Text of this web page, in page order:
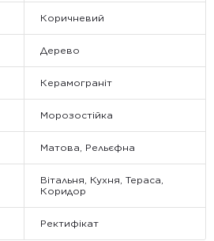
Коричневий
Дерево
Керамограніт
Морозостійка
Матова, Рельєфна
Вітальня, Кухня, Тераса,
Коридор
Ректифікат